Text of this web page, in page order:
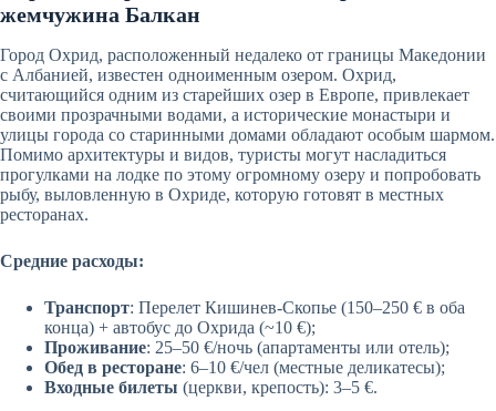
жемчужина Балкан
Город Охрид, расположенный недалеко от границы Македонии
с Албанией, известен одноименным озером. Охрид,
считающийся одним из старейших озер в Европе, привлекает
своими прозрачными водами, а исторические монастыри и
улицы города со старинными домами обладают особым шармом.
Помимо архитектуры и видов, туристы могут насладиться
прогулками на лодке по этому огромному озеру и попробовать
рыбу, выловленную в Охриде, которую готовят в местных
ресторанах.
Средние расходы:
Транспорт: Перелет Кишинев-Скопье (150–250 € в оба
конца) + автобус до Охрида (~10 €);
Проживание: 25–50 €/ночь (апартаменты или отель);
Обед в ресторане: 6–10 €/чел (местные деликатесы);
Входные билеты (церкви, крепость): 3–5 €.